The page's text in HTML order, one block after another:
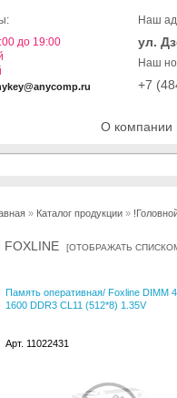
О компании
до 19:00
Наш
ул.
Наш
+7
» Каталог продукции »
FOXLINE [ОТОБРАЖАТЬ
Память оперативная/ Foxline DIMM
1600 DDR3 CL11 (512*8) 1.35V
Арт. 11022431